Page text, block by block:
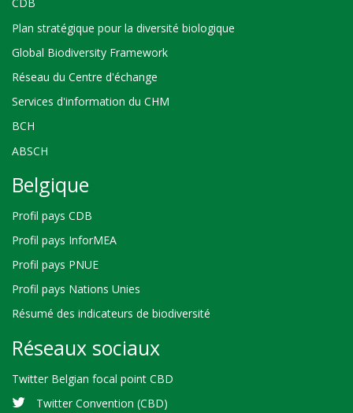
CDB
Plan stratégique pour la diversité biologique
Global Biodiversity Framework
Réseau du Centre d'échange
Services d'information du CHM
BCH
ABSCH
Belgique
Profil pays CDB
Profil pays InforMEA
Profil pays PNUE
Profil pays Nations Unies
Résumé des indicateurs de biodiversité
Réseaux sociaux
Twitter Belgian focal point CBD
Twitter Convention (CBD)